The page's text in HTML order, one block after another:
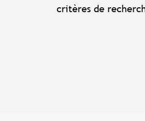
critères de